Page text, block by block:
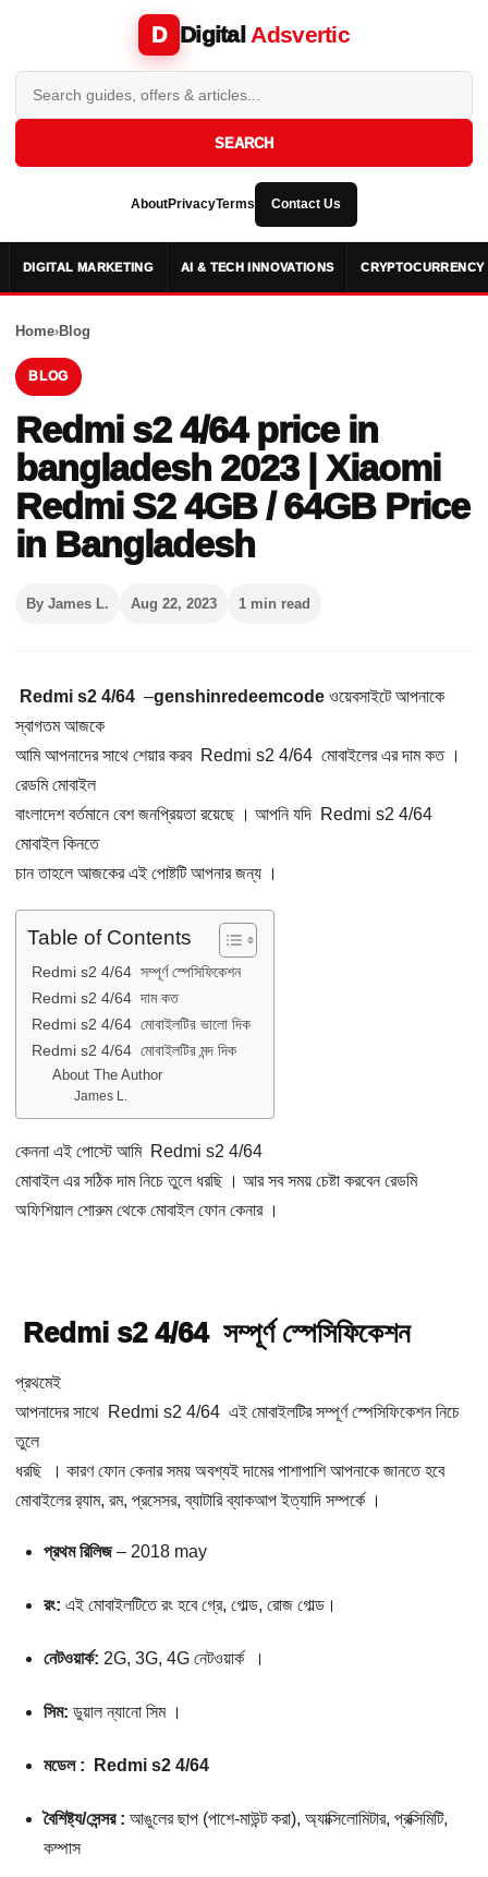
D Digital Adsvertic
SEARCH
AboutPrivacyTerms Contact Us
DIGITAL MARKETING AI & TECH INNOVATIONS CRYPTOCURRENCY
Home›Blog
BLOG
Redmi s2 4/64 price in
bangladesh 2023 | Xiaomi
Redmi S2 4GB / 64GB Price
in Bangladesh
By James L. Aug 22, 2023 1 min read
Redmi s2 4/64 –genshinredeemcode ওয়েবসাইটে আপনাকে
স্বাগতম আজকে
আমি আপনাদের সাথে শেয়ার করব Redmi s2 4/64 মোবাইলের এর দাম কত ।
রেডমি মোবাইল
বাংলাদেশ বর্তমানে বেশ জনপ্রিয়তা রয়েছে । আপনি যদি Redmi s2 4/64
মোবাইল কিনতে
চান তাহলে আজকের এই পোষ্টটি আপনার জন্য ।
Table of Contents
Redmi s2 4/64 সম্পূর্ণ স্পেসিফিকেশন
Redmi s2 4/64 দাম কত
Redmi s2 4/64 মোবাইলটির ভালো দিক
Redmi s2 4/64 মোবাইলটির মন্দ দিক
About The Author
James L.
কেননা এই পোস্টে আমি Redmi s2 4/64
মোবাইল এর সঠিক দাম নিচে তুলে ধরছি । আর সব সময় চেষ্টা করবেন রেডমি
অফিশিয়াল শোরুম থেকে মোবাইল ফোন কেনার ।
Redmi s2 4/64 সম্পূর্ণ স্পেসিফিকেশন
প্রথমেই
আপনাদের সাথে Redmi s2 4/64 এই মোবাইলটির সম্পূর্ণ স্পেসিফিকেশন নিচে
তুলে
ধরছি । কারণ ফোন কেনার সময় অবশ্যই দামের পাশাপাশি আপনাকে জানতে হবে
মোবাইলের র‌্যাম, রম, প্রসেসর, ব্যাটারি ব্যাকআপ ইত্যাদি সম্পর্কে ।
প্রথম রিলিজ– 2018 may
রং: এই মোবাইলটিতে রং হবে গ্রে, গোল্ড, রোজ গোল্ড।
নেটওয়ার্ক: 2G, 3G, 4G নেটওয়ার্ক ।
সিম: ডুয়াল ন্যানো সিম ।
মডেল : Redmi s2 4/64
বৈশিষ্ট্য/সেন্সর : আঙুলের ছাপ (পাশে-মাউন্ট করা), অ্যাক্সিলোমিটার, প্রক্সিমিটি,
কম্পাস